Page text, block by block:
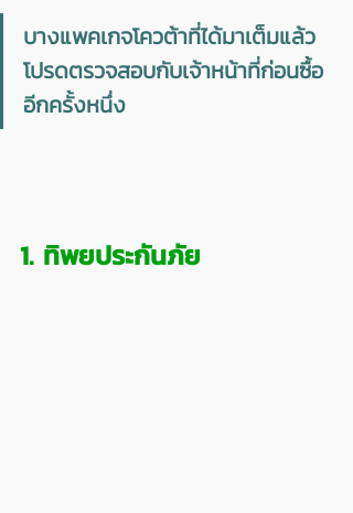
บางแพคเกจโควต้าที่ได้มาเต็มแล้ว
โปรดตรวจสอบกับเจ้าหน้าที่ก่อนซื้อ
อีกครั้งหนึ่ง
1. ทิพยประกันภัย